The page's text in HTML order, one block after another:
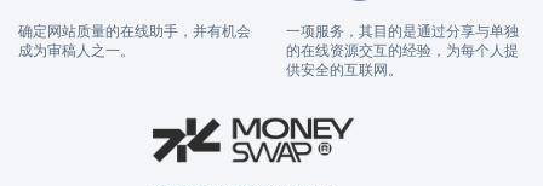
确定网站质量的在线助手，并有机会
成为审稿人之一。
一项服务，其目的是通过分享与单独
的在线资源交互的经验，为每个人提
供安全的互联网。